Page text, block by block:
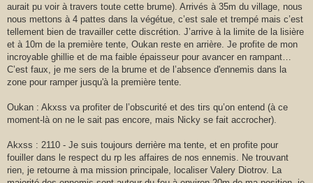
aurait pu voir à travers toute cette brume). Arrivés à 35m du village, nous
nous mettons à 4 pattes dans la végétue, c’est sale et trempé mais c’est
tellement bien de travailler cette discrétion. J’arrive à la limite de la lisière
et à 10m de la première tente, Oukan reste en arrière. Je profite de mon
incroyable ghillie et de ma faible épaisseur pour avancer en rampant…
C’est faux, je me sers de la brume et de l’absence d'ennemis dans la
zone pour ramper jusqu'à la première tente.
Oukan : Akxss va profiter de l’obscurité et des tirs qu’on entend (à ce
moment-là on ne le sait pas encore, mais Nicky se fait accrocher).
Akxss : 2110 - Je suis toujours derrière ma tente, et en profite pour
fouiller dans le respect du rp les affaires de nos ennemis. Ne trouvant
rien, je retourne à ma mission principale, localiser Valery Diotrov. La